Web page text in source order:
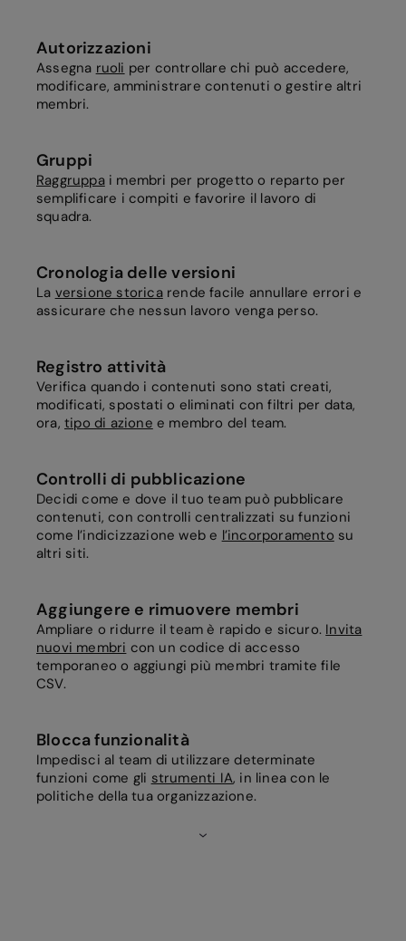
Autorizzazioni
Assegna ruoli per controllare chi può accedere,
modificare, amministrare contenuti o gestire altri
membri.
Gruppi
Raggruppai membri per progetto o reparto per
semplificare i compiti e favorire il lavoro di
squadra.
Cronologia delle versioni
La versione storicarende facile annullare errori e
assicurare che nessun lavoro venga perso.
Registro attività
Verifica quando i contenuti sono stati creati,
modificati, spostati o eliminati con filtri per data,
ora, tipo di azione e membro del team.
Controlli di pubblicazione
Decidi come e dove il tuo team può pubblicare
contenuti, con controlli centralizzati su funzioni
come l’indicizzazione web e l’incorporamento su
altri siti.
Aggiungere e rimuovere membri
Ampliare o ridurre il team è rapido e sicuro. Invita
nuovi membri con un codice di accesso
temporaneo o aggiungi più membri tramite file
CSV.
Blocca funzionalità
Impedisci al team di utilizzare determinate
funzioni come gli strumenti IA, in linea con le
politiche della tua organizzazione.